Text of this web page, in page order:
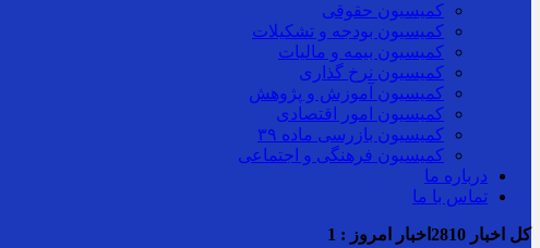
کمیسیون حقوقی
کمیسیون بودجه و تشکیلات
کمیسیون بیمه و مالیات
کمیسیون نرخ گذاری
کمیسیون آموزش و پژوهش
کمیسیون امور اقتصادی
کمیسیون بازرسی ماده ۳۹
کمیسیون فرهنگی و اجتماعی
درباره ما
تماس با ما
کل اخبار اخبار امروز : 1